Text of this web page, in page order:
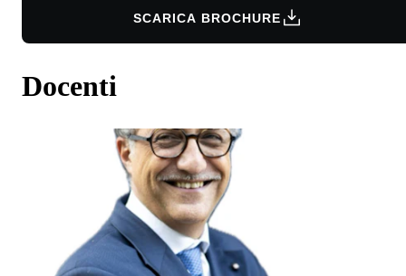
SCARICA BROCHURE
Docenti